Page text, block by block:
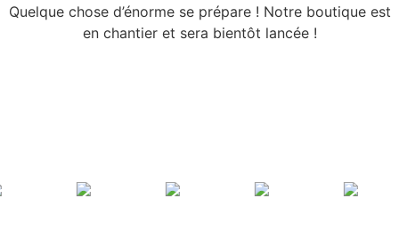
Quelque chose d’énorme se prépare ! Notre boutique est
en chantier et sera bientôt lancée !